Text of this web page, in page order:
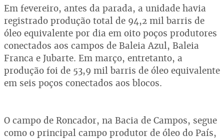
Em fevereiro, antes da parada, a unidade havia
registrado produção total de 94,2 mil barris de
óleo equivalente por dia em oito poços produtores
conectados aos campos de Baleia Azul, Baleia
Franca e Jubarte. Em março, entretanto, a
produção foi de 53,9 mil barris de óleo equivalente
em seis poços conectados aos blocos.
O campo de Roncador, na Bacia de Campos, segue
como o principal campo produtor de óleo do País,